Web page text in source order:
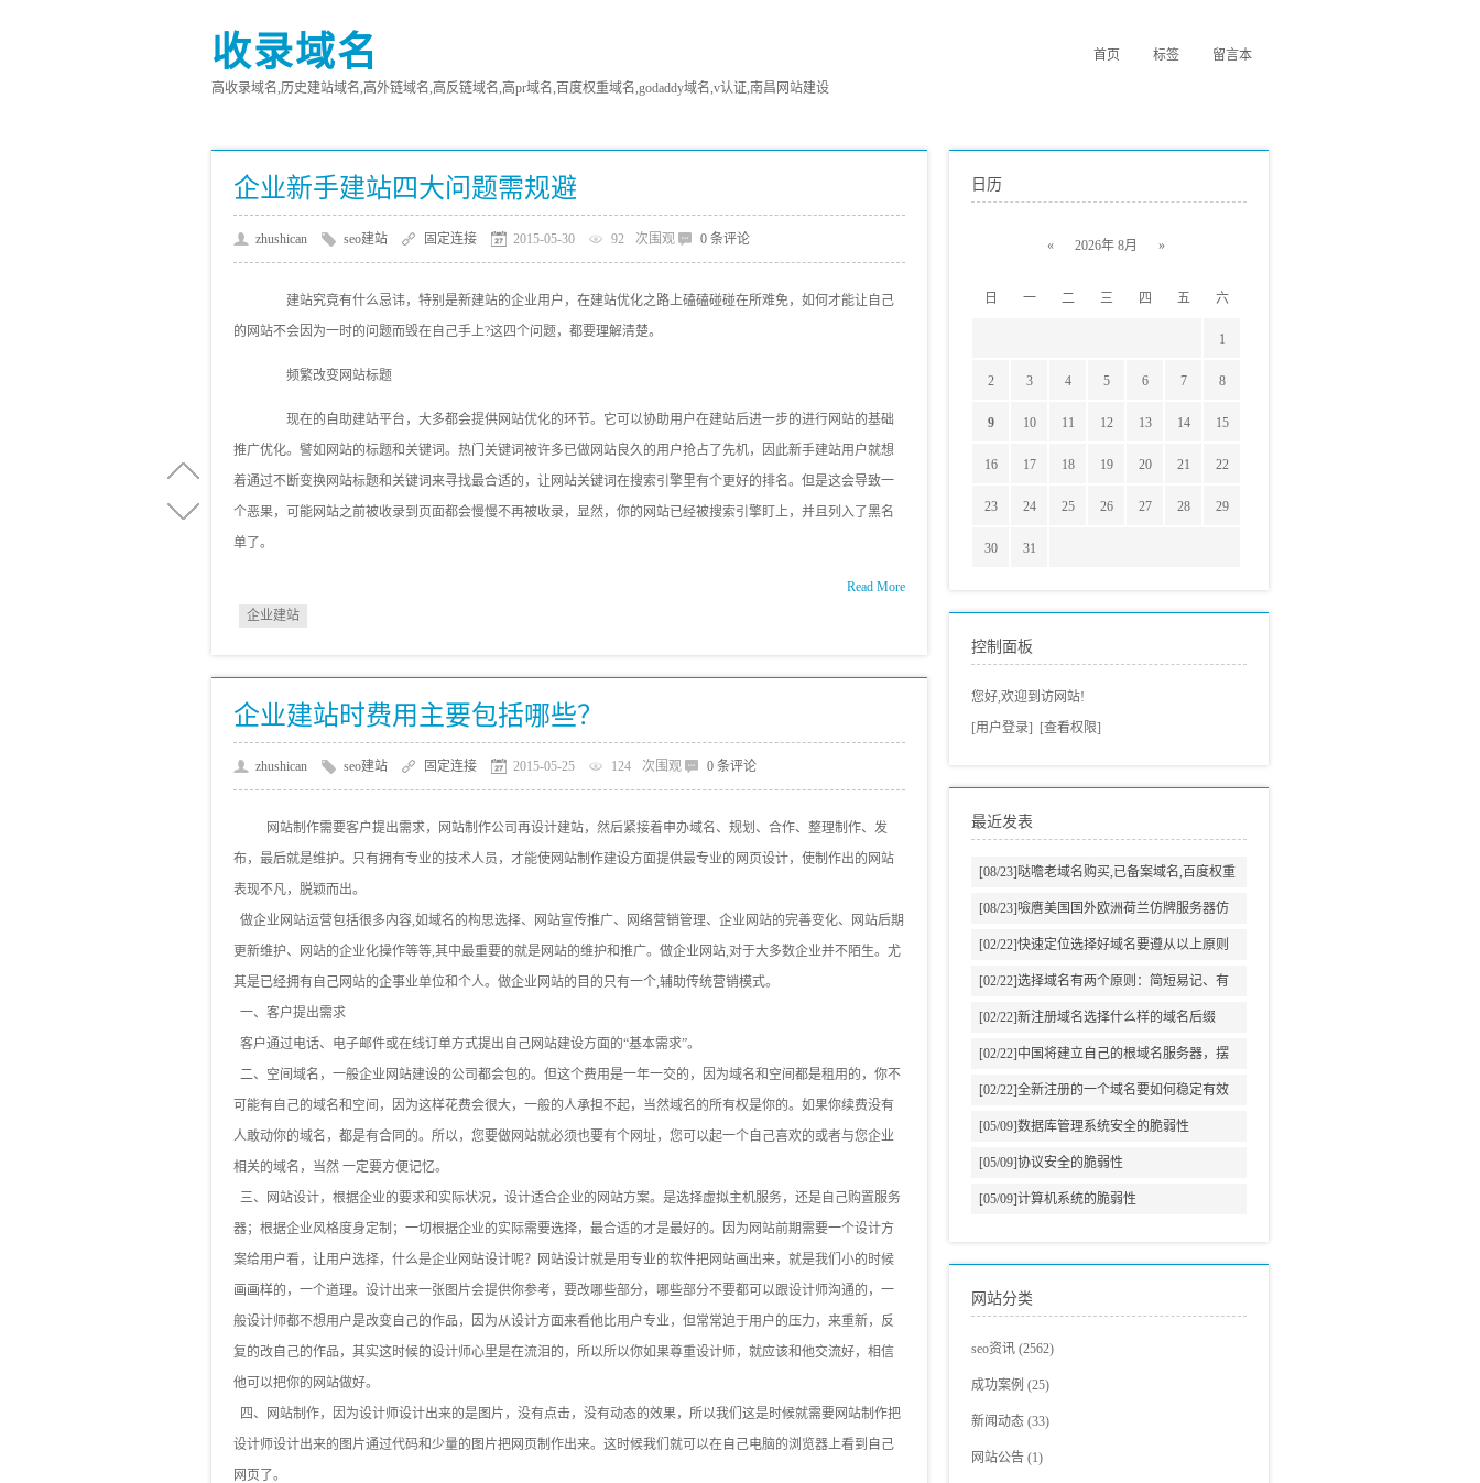
收录域名
高收录域名,历史建站域名,高外链域名,高反链域名,高pr域名,百度权重域名,godaddy域名,v认证,南昌网站建设
首页 标签 留言本
企业新手建站四大问题需规避
zhushican seo建站 固定连接 2015-05-30 92 次围观 0 条评论
建站究竟有什么忌讳，特别是新建站的企业用户，在建站优化之路上磕磕碰碰在所难免，如何才能让自己
的网站不会因为一时的问题而毁在自己手上?这四个问题，都要理解清楚。
频繁改变网站标题
现在的自助建站平台，大多都会提供网站优化的环节。它可以协助用户在建站后进一步的进行网站的基础
推广优化。譬如网站的标题和关键词。热门关键词被许多已做网站良久的用户抢占了先机，因此新手建站用户就想
着通过不断变换网站标题和关键词来寻找最合适的，让网站关键词在搜索引擎里有个更好的排名。但是这会导致一
个恶果，可能网站之前被收录到页面都会慢慢不再被收录，显然，你的网站已经被搜索引擎盯上，并且列入了黑名
单了。
Read More
企业建站
企业建站时费用主要包括哪些？
zhushican seo建站 固定连接 2015-05-25 124 次围观 0 条评论
网站制作需要客户提出需求，网站制作公司再设计建站，然后紧接着申办域名、规划、合作、整理制作、发
布，最后就是维护。只有拥有专业的技术人员，才能使网站制作建设方面提供最专业的网页设计，使制作出的网站
表现不凡，脱颖而出。
做企业网站运营包括很多内容,如域名的构思选择、网站宣传推广、网络营销管理、企业网站的完善变化、网站后期
更新维护、网站的企业化操作等等,其中最重要的就是网站的维护和推广。做企业网站,对于大多数企业并不陌生。尤
其是已经拥有自己网站的企事业单位和个人。做企业网站的目的只有一个,辅助传统营销模式。
一、客户提出需求
客户通过电话、电子邮件或在线订单方式提出自己网站建设方面的“基本需求”。
二、空间域名，一般企业网站建设的公司都会包的。但这个费用是一年一交的，因为域名和空间都是租用的，你不
可能有自己的域名和空间，因为这样花费会很大，一般的人承担不起，当然域名的所有权是你的。如果你续费没有
人敢动你的域名，都是有合同的。所以，您要做网站就必须也要有个网址，您可以起一个自己喜欢的或者与您企业
相关的域名，当然 一定要方便记忆。
三、网站设计，根据企业的要求和实际状况，设计适合企业的网站方案。是选择虚拟主机服务，还是自己购置服务
器；根据企业风格度身定制；一切根据企业的实际需要选择，最合适的才是最好的。因为网站前期需要一个设计方
案给用户看，让用户选择，什么是企业网站设计呢？网站设计就是用专业的软件把网站画出来，就是我们小的时候
画画样的，一个道理。设计出来一张图片会提供你参考，要改哪些部分，哪些部分不要都可以跟设计师沟通的，一
般设计师都不想用户是改变自己的作品，因为从设计方面来看他比用户专业，但常常迫于用户的压力，来重新，反
复的改自己的作品，其实这时候的设计师心里是在流泪的，所以所以你如果尊重设计师，就应该和他交流好，相信
他可以把你的网站做好。
四、网站制作，因为设计师设计出来的是图片，没有点击，没有动态的效果，所以我们这是时候就需要网站制作把
设计师设计出来的图片通过代码和少量的图片把网页制作出来。这时候我们就可以在自己电脑的浏览器上看到自己
网页了。
日历
« 2026年 8月 »
日 一 二 三 四 五 六
1
2 3 4 5 6 7 8
9 10 11 12 13 14 15
16 17 18 19 20 21 22
23 24 25 26 27 28 29
30 31
控制面板
您好,欢迎到访网站!
[用户登录]
[查看权限]
最近发表
[08/23] 哒噡老域名购买,已备案域名,百度权重
域名老域名交易老域名出售,高pr域名,百度搜
狗收录域名,外链反链域名
[08/23] 噞噟美国国外欧洲荷兰仿牌服务器仿
牌vps推荐仿牌空间主机,外贸抗投诉服务器,
免投诉vps,防投诉主机空间
[02/22]快速定位选择好域名要遵从以上原则
[02/22]选择域名有两个原则：简短易记、有
意义
[02/22]新注册域名选择什么样的域名后缀
[02/22] 中国将建立自己的根域名服务器，摆
脱美国牵制
[02/22]全新注册的一个域名要如何稳定有效
的增加网站权重?
[05/09]数据库管理系统安全的脆弱性
[05/09]协议安全的脆弱性
[05/09]计算机系统的脆弱性
网站分类
seo资讯 (2562)
seo教程(705)
蓝爵观点 (326)
seo新闻(293)
成功案例 (25)
网站建设案例
seo案例展示(2)
新闻动态 (33)
网站公告 (1)